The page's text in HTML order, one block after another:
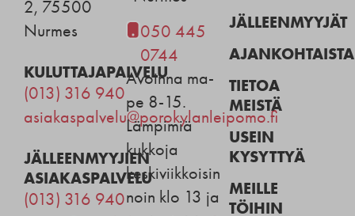
2, 75500
Nurmes
KULUTTAJAPALVELU
(013) 316 940
asiakaspalvelu@porokylanleipomo.fi
JÄLLEENMYYJIEN
ASIAKASPALVELU
(013) 316 940
050 445
0744
Avoinna ma-
pe 8-15.
Lämpimiä
kukkoja
keskiviikkoisin
noin klo 13 ja
JÄLLEENMYYJÄT
AJANKOHTAISTA
TIETOA
MEISTÄ
USEIN
KYSYTTYÄ
MEILLE
TÖIHIN